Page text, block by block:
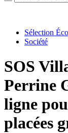
Sélection
Société
SOS
Perrine
ligne
placées